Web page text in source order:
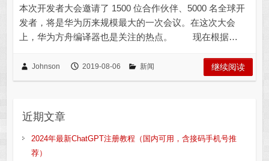
本次开发者大会邀请了 1500 位合作伙伴、5000 名全球开
发者，将是华为历来规模最大的一次会议。在这次大会
上，华为方舟编译器也是关注的热点。 现在根据…
Johnson 2019-08-06 新闻 继续阅读
近期文章
2024年最新ChatGPT注册教程（国内可用，含接码手机号推
荐）